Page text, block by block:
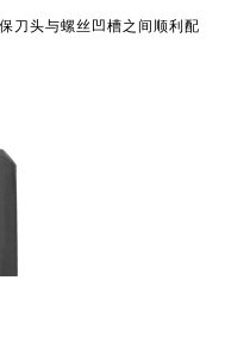
刀头与螺丝凹槽之间顺利配